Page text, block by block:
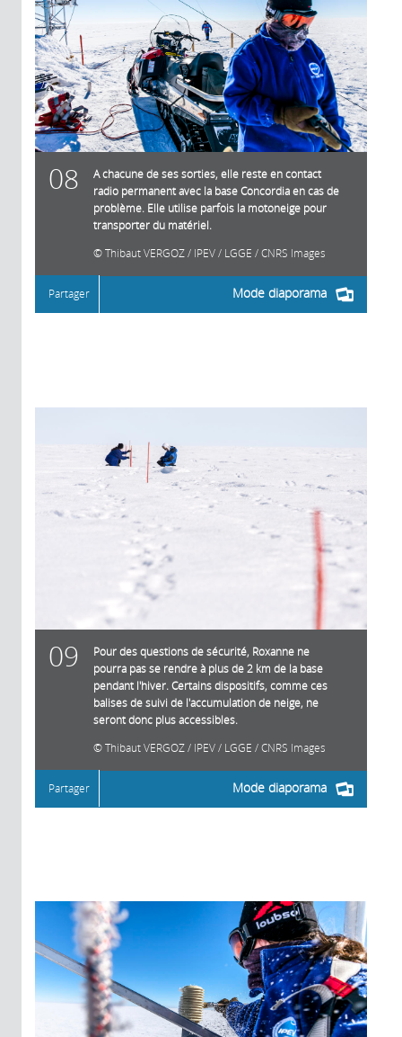
08
A chacune de ses sorties, elle reste en contact
radio permanent avec la base Concordia en cas de
problème. Elle utilise parfois la motoneige pour
transporter du matériel.
Thibaut VERGOZ / IPEV / LGGE / CNRS Images
Mode diaporama
Partager
09
Pour des questions de sécurité, Roxanne ne
pourra pas se rendre à plus de 2 km de la base
pendant l'hiver. Certains dispositifs, comme ces
balises de suivi de l'accumulation de neige, ne
seront donc plus accessibles.
Thibaut VERGOZ / IPEV / LGGE / CNRS Images
Mode diaporama
Partager